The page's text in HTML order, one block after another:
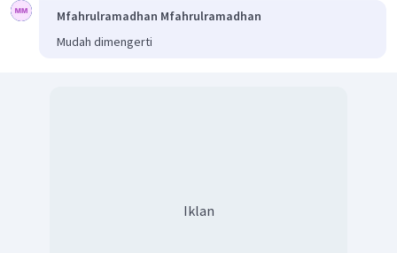
Mfahrulramadhan Mfahrulramadhan
Mudah dimengerti
Iklan